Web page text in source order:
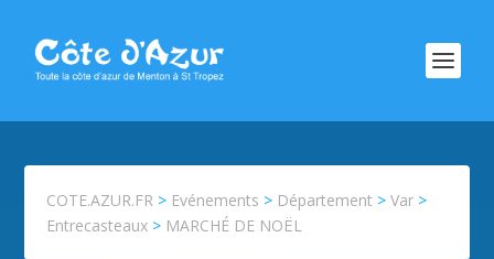
COTE.AZUR.FR > Evénements > Département >Var >
Entrecasteaux > MARCHÉ DE NOËL